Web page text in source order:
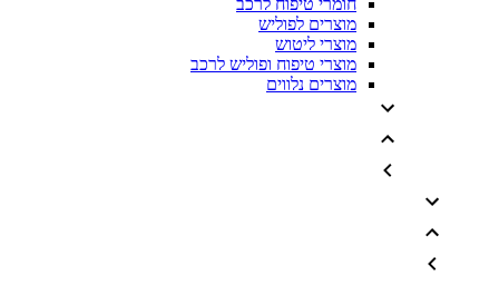
חומרי טיפוח לרכב
מוצרים לפוליש
מוצרי ליטוש
מוצרי טיפוח ופוליש לרכב
מוצרים נלווים